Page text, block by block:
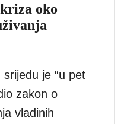
oko
je “u pet
zakon o
vladinih